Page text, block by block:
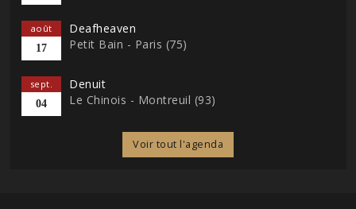
août
17
Deafheaven
Petit Bain - Paris (75)
sept.
04
Denuit
Le Chinois - Montreuil (93)
Voir tout l'agenda